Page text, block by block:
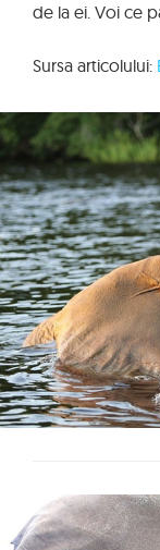
de la ei. Voi ce
Sursa articolului: